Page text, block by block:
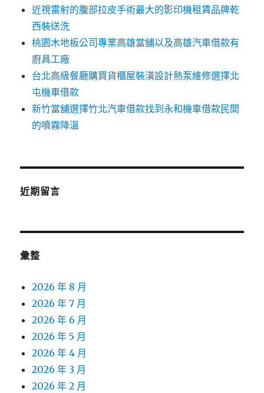
近視雷射的腹部拉皮手術最大的影印機租賃品牌乾
西裝送洗
桃園木地板公司專業高雄當舖以及高雄汽車借款有
廚具工廠
台北高級餐廳購買貨櫃屋裝潢設計熱泵維修選擇北
屯機車借款
新竹當舖選擇竹北汽車借款找到永和機車借款民間
的噴霧降溫
近期留言
彙整
2026 年 8 月
2026 年 7 月
2026 年 6 月
2026 年 5 月
2026 年 4 月
2026 年 3 月
2026 年 2 月